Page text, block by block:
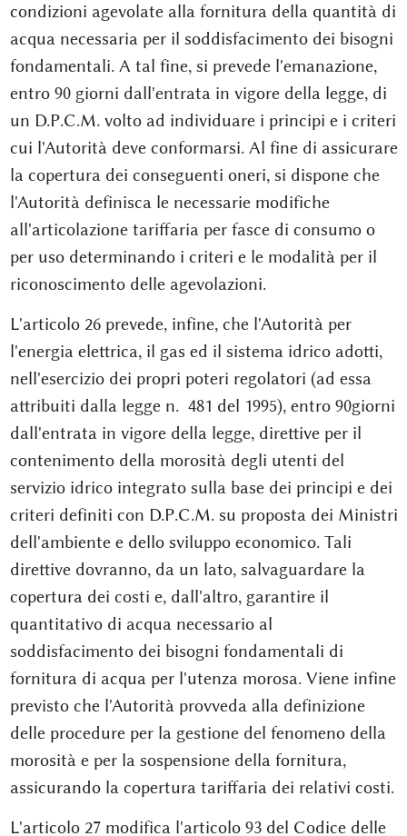
condizioni agevolate alla fornitura della quantità di
acqua necessaria per il soddisfacimento dei bisogni
fondamentali. A tal fine, si prevede l'emanazione,
entro 90 giorni dall'entrata in vigore della legge, di
un D.P.C.M. volto ad individuare i principi e i criteri
cui l'Autorità deve conformarsi. Al fine di assicurare
la copertura dei conseguenti oneri, si dispone che
l'Autorità definisca le necessarie modifiche
all'articolazione tariffaria per fasce di consumo o
per uso determinando i criteri e le modalità per il
riconoscimento delle agevolazioni.
L'articolo 26 prevede, infine, che l'Autorità per
l'energia elettrica, il gas ed il sistema idrico adotti,
nell'esercizio dei propri poteri regolatori (ad essa
attribuiti dalla legge n. 481 del 1995), entro 90giorni
dall'entrata in vigore della legge, direttive per il
contenimento della morosità degli utenti del
servizio idrico integrato sulla base dei principi e dei
criteri definiti con D.P.C.M. su proposta dei Ministri
dell'ambiente e dello sviluppo economico. Tali
direttive dovranno, da un lato, salvaguardare la
copertura dei costi e, dall'altro, garantire il
quantitativo di acqua necessario al
soddisfacimento dei bisogni fondamentali di
fornitura di acqua per l'utenza morosa. Viene infine
previsto che l'Autorità provveda alla definizione
delle procedure per la gestione del fenomeno della
morosità e per la sospensione della fornitura,
assicurando la copertura tariffaria dei relativi costi.
L'articolo 27 modifica l'articolo 93 del Codice delle